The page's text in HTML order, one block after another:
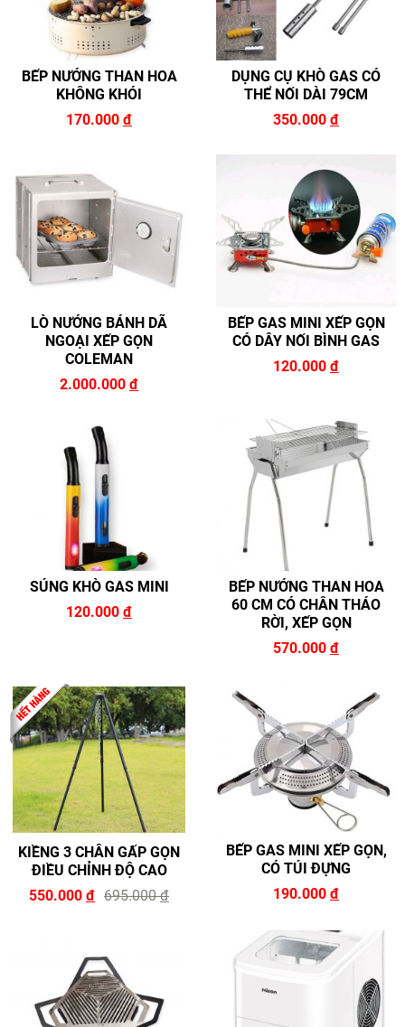
BẾP NƯỚNG THAN HOA
KHÔNG KHÓI
170.000 đ
DỤNG CỤ KHÒ GAS CÓ
THỂ NỐI DÀI 79CM
350.000 đ
LÒ NƯỚNG BÁNH DÃ
NGOẠI XẾP GỌN
COLEMAN
2.000.000 đ
BẾP GAS MINI XẾP GỌN
CÓ DÂY NỐI BÌNH GAS
120.000 đ
SÚNG KHÒ GAS MINI
120.000 đ
BẾP NƯỚNG THAN HOA
60 CM CÓ CHÂN THÁO
RỜI, XẾP GỌN
570.000 đ
KIỀNG 3 CHÂN GẤP GỌN
ĐIỀU CHỈNH ĐỘ CAO
550.000 đ 695.000đ
BẾP GAS MINI XẾP GỌN,
CÓ TÚI ĐỰNG
190.000 đ